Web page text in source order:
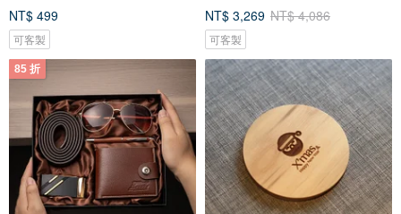
NT$ 499
可客製
NT$ 3,269 NT$ 4,086
可客製
85 折